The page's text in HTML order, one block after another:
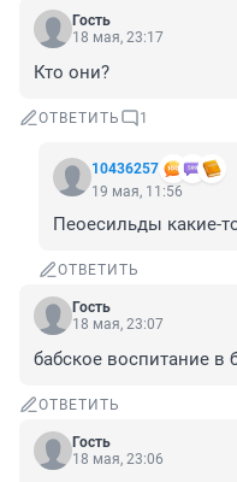
Гость
18 мая, 23:17
Кто они?
ОТВЕТИТЬ 1
10436257
19 мая, 11:56
Пеоесильды какие-
ОТВЕТИТЬ
Гость
18 мая, 23:07
бабское воспитание в
ОТВЕТИТЬ
Гость
18 мая, 23:06